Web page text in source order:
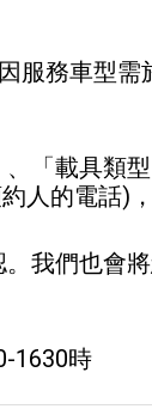
服務車型需
「載具類
人的電話)
我們也會
1630時